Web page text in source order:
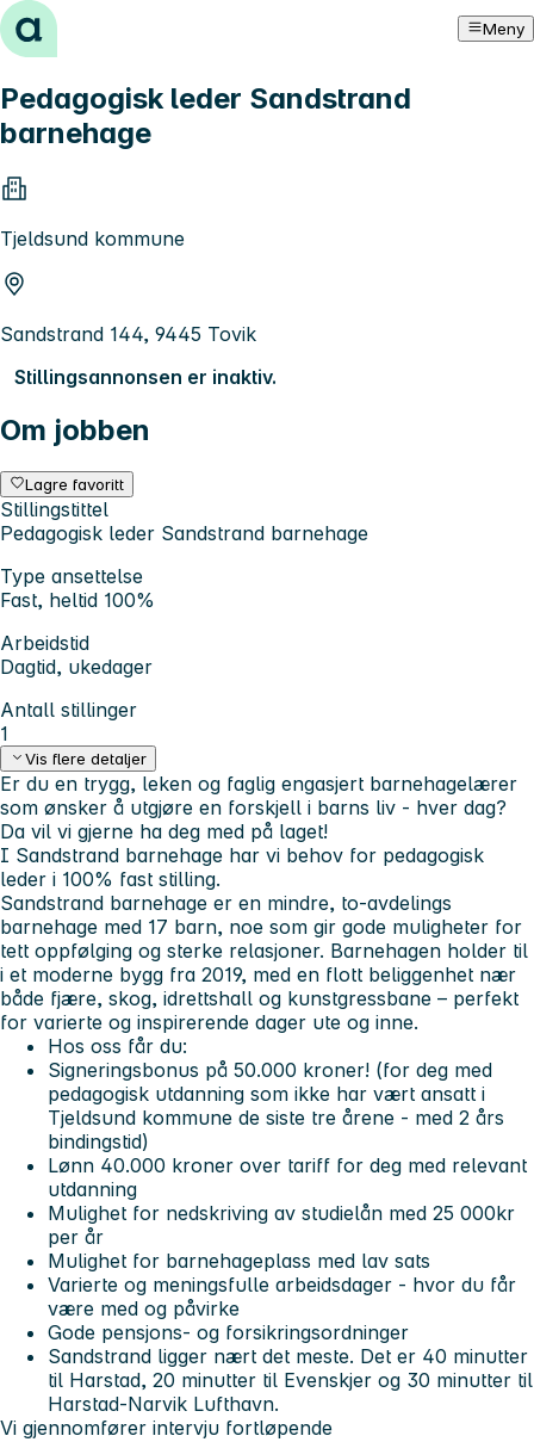
Hopp til innhold Meny
Pedagogisk leder Sandstrand
barnehage
Tjeldsund kommune
Sandstrand 144, 9445 Tovik
Stillingsannonsen er inaktiv.
Om jobben
Lagre favoritt
Stillingstittel
Pedagogisk leder Sandstrand barnehage
Type ansettelse
Fast, heltid 100%
Arbeidstid
Dagtid, ukedager
Antall stillinger
1
Vis flere detaljer
Er du en trygg, leken og faglig engasjert barnehagelærer
som ønsker å utgjøre en forskjell i barns liv - hver dag?
Da vil vi gjerne ha deg med på laget!
I Sandstrand barnehage har vi behov for pedagogisk
leder i 100% fast stilling.
Sandstrand barnehage er en mindre, to-avdelings
barnehage med 17 barn, noe som gir gode muligheter for
tett oppfølging og sterke relasjoner. Barnehagen holder til
i et moderne bygg fra 2019, med en flott beliggenhet nær
både fjære, skog, idrettshall og kunstgressbane – perfekt
for varierte og inspirerende dager ute og inne.
Hos oss får du:
Signeringsbonus på 50.000 kroner! (for deg med
pedagogisk utdanning som ikke har vært ansatt i
Tjeldsund kommune de siste tre årene - med 2 års
bindingstid)
Lønn 40.000 kroner over tariff for deg med relevant
utdanning
Mulighet for nedskriving av studielån med 25 000kr
per år
Mulighet for barnehageplass med lav sats
Varierte og meningsfulle arbeidsdager - hvor du får
være med og påvirke
Gode pensjons- og forsikringsordninger
Sandstrand ligger nært det meste. Det er 40 minutter
til Harstad, 20 minutter til Evenskjer og 30 minutter til
Harstad-Narvik Lufthavn.
Vi gjennomfører intervju fortløpende